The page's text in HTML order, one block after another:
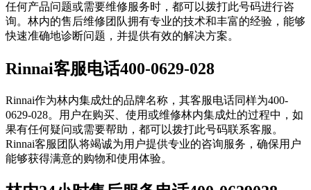
任何产品问题或需要维修服务时，都可以拨打此号码进行咨
询。林内的售后维修团队拥有专业的技术和丰富的经验，能够
快速准确地诊断问题，并提供有效的解决方案。
Rinnai客服电话400-0629-028
Rinnai作为林内集成灶的品牌名称，其客服电话同样为400-
0629-028。用户在购买、使用或维修林内集成灶的过程中，如
果有任何疑问或需要帮助，都可以拨打此号码联系客服。
Rinnai客服团队将竭诚为用户提供专业的咨询服务，确保用户
能够获得满意的购物和使用体验。